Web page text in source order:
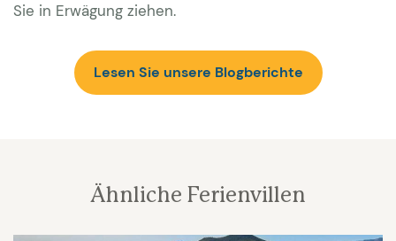
Sie in Erwägung ziehen.
Lesen Sie unsere Blogberichte
Ähnliche Ferienvillen